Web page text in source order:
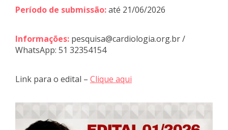
Período de submissão:até 21/06/2026
Informações: pesquisa@cardiologia.org.br /
WhatsApp: 51 32354154
Link para o edital – Clique aqui